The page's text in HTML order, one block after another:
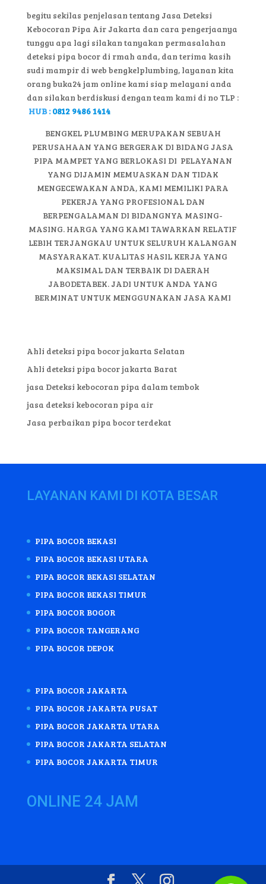
begitu sekilas penjelasan tentang Jasa Deteksi
Kebocoran Pipa Air Jakarta dan cara pengerjaanya
tunggu apa lagi silakan tanyakan permasalahan
deteksi pipa bocor di rmah anda, dan terima kasih
sudi mampir di web bengkelplumbing, layanan kita
orang buka24 jam online kami siap melayani anda
dan silakan berdiskusi dengan team kami di no TLP :
HUB :0812 9486 1414
BENGKEL PLUMBING MERUPAKAN SEBUAH
PERUSAHAAN YANG BERGERAK DI BIDANG JASA
PIPA MAMPET YANG BERLOKASI DI PELAYANAN
YANG DIJAMIN MEMUASKAN DAN TIDAK
MENGECEWAKAN ANDA, KAMI MEMILIKI PARA
PEKERJA YANG PROFESIONAL DAN
BERPENGALAMAN DI BIDANGNYA MASING-
MASING. HARGA YANG KAMI TAWARKAN RELATIF
LEBIH TERJANGKAU UNTUK SELURUH KALANGAN
MASYARAKAT. KUALITAS HASIL KERJA YANG
MAKSIMAL DAN TERBAIK DI DAERAH
JABODETABEK. JADI UNTUK ANDA YANG
BERMINAT UNTUK MENGGUNAKAN JASA KAMI
Ahli deteksi pipa bocor jakarta Selatan
Ahli deteksi pipa bocor jakarta Barat
jasa Deteksi kebocoran pipa dalam tembok
jasa deteksi kebocoran pipa air
Jasa perbaikan pipa bocor terdekat
LAYANAN KAMI DI KOTA BESAR
PIPA BOCOR BEKASI
PIPA BOCOR BEKASI UTARA
PIPA BOCOR BEKASI SELATAN
PIPA BOCOR BEKASI TIMUR
PIPA BOCOR BOGOR
PIPA BOCOR TANGERANG
PIPA BOCOR DEPOK
PIPA BOCOR JAKARTA
PIPA BOCOR JAKARTA PUSAT
PIPA BOCOR JAKARTA UTARA
PIPA BOCOR JAKARTA SELATAN
PIPA BOCOR JAKARTA TIMUR
ONLINE 24 JAM